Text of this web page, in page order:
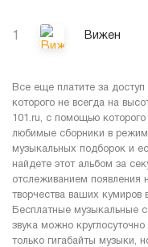
1 Вижен
Все еще платите за доступ
которого не всегда на
101.ru, с помощью
любимые сборники в
музыкальных подборок и
найдете этот альбом за
отслеживанием появления
творчества ваших кумиров
Бесплатные музыкальные
звука можно
только гигабайты музыки,